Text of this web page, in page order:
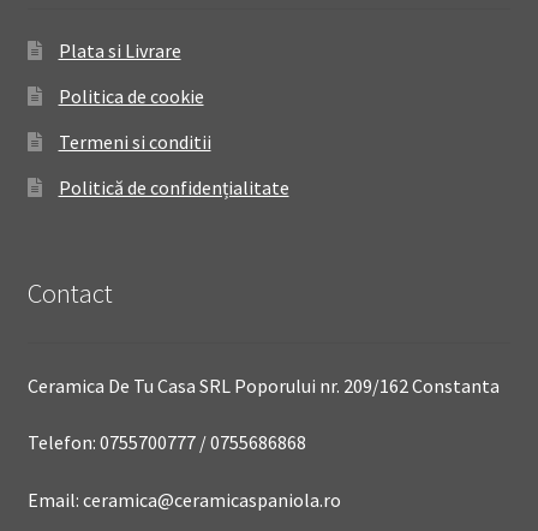
Plata si Livrare
Politica de cookie
Termeni si conditii
Politică de confidențialitate
Contact
Ceramica De Tu Casa SRL Poporului nr. 209/162 Constanta
Telefon: 0755700777 / 0755686868
Email: ceramica@ceramicaspaniola.ro